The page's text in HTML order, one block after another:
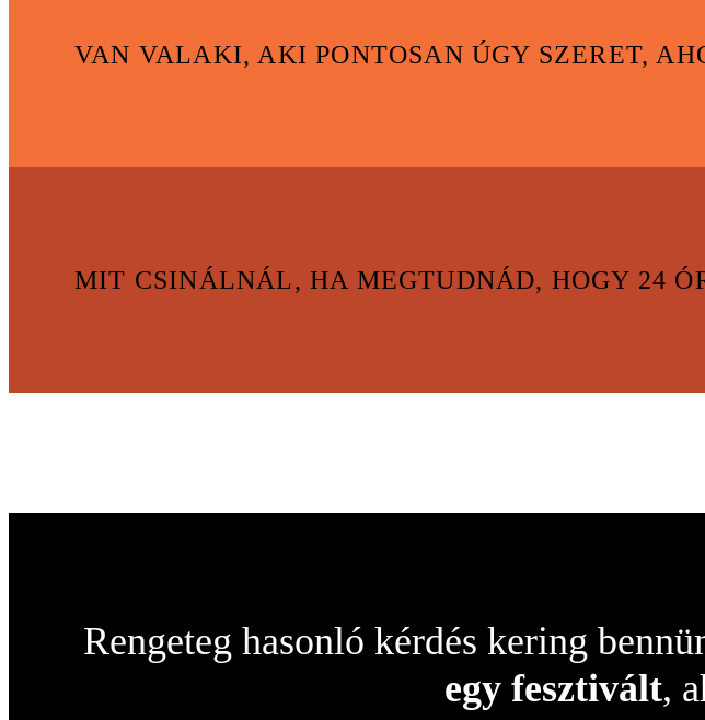
VAN VALAKI, AKI PONTOSAN ÚGY SZERET,
MIT CSINÁLNÁL, HA MEGTUDNÁD, HOGY 24
Rengeteg hasonló kérdés kering
egy fesztivált,